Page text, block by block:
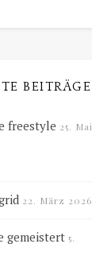
BEITRÄGE
freestyle 25. Mai
22. März 2026
gemeistert 5.